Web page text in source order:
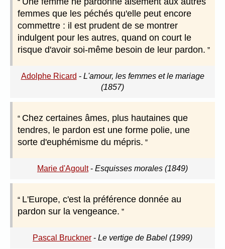
femmes que les péchés qu'elle peut encore
commettre : il est prudent de se montrer
indulgent pour les autres, quand on court le
risque d'avoir soi-même besoin de leur pardon.
Adolphe Ricard - L'amour, les femmes et le mariage
(1857)
Chez certaines âmes, plus hautaines que
tendres, le pardon est une forme polie, une
sorte d'euphémisme du mépris.
Marie d'Agoult- Esquisses morales (1849)
L'Europe, c'est la préférence donnée au
pardon sur la vengeance.
Pascal Bruckner - Le vertige de Babel (1999)